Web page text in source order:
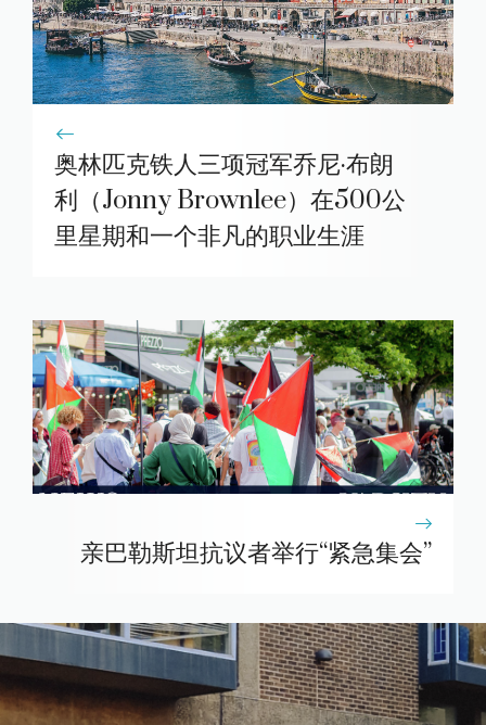
奥林匹克铁人三项冠军乔尼·布朗
利（Jonny Brownlee）在500公
里星期和一个非凡的职业生涯
亲巴勒斯坦抗议者举行“紧急集会”